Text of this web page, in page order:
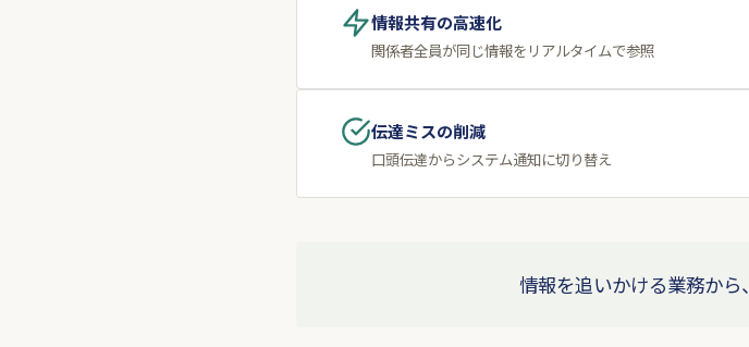
情報共有の高速化
関係者全員が同じ情報をリアルタイムで参照
伝達ミスの削減
口頭伝達からシステム通知に切り替え
情報を追いかける業務から、